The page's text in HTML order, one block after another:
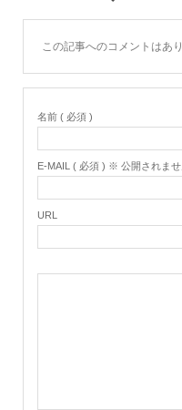
この記事へのコメントはあ
名前 ( 必須 )
E-MAIL ( 必須 ) ※ 公開されませ
URL